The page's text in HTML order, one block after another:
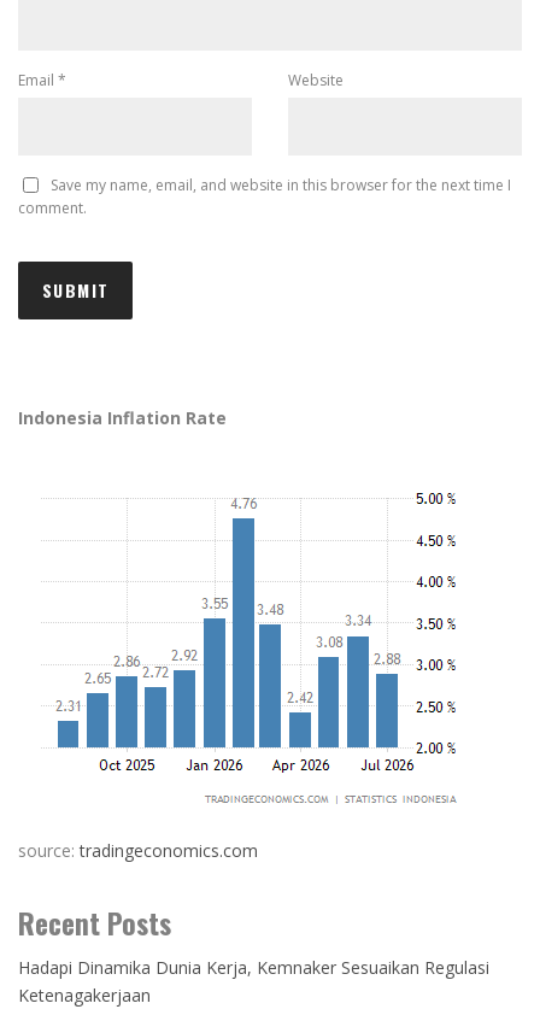
Email * Website
Save my name, email, and website in this browser for the next time I
comment.
Indonesia Inflation Rate
source:tradingeconomics.com
Recent Posts
Hadapi Dinamika Dunia Kerja, Kemnaker Sesuaikan Regulasi
Ketenagakerjaan